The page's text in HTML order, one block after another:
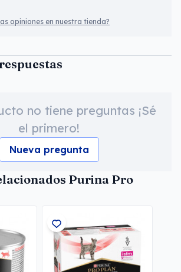
opiniones en nuestra tienda?
no tiene preguntas ¡Sé
el primero!
Nueva pregunta
Purina Pro